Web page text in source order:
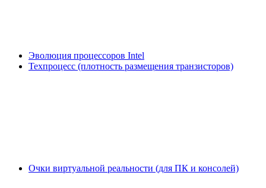
Эволюция процессоров Intel
Техпроцесс (плотность размещения транзисторов)
Очки виртуальной реальности (для ПК и консолей)